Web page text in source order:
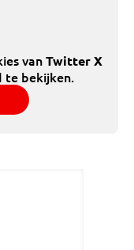
vanTwitter X
te bekijken.